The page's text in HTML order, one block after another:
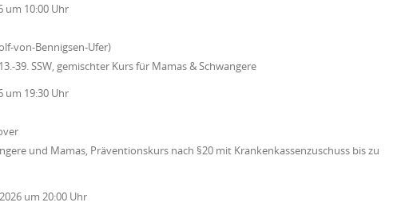
um 10:00 Uhr
von-Bennigsen-Ufer)
39. SSW, gemischter Kurs für Mamas & Schwangere
um 19:30 Uhr
und Mamas, Präventionskurs nach §20 mit Krankenkassenzuschuss bis zu
um 20:00 Uhr